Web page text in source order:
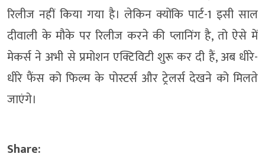
रिलीज नहीं किया गया है। लेकिन क्योंकि पार्ट-1 इसी साल
दीवाली के मौके पर रिलीज करने की प्लानिंग है, तो ऐसे में
मेकर्स ने अभी से प्रमोशन एक्टिविटी शुरू कर दी हैं, अब धीरे-
धीरे फैंस को फिल्म के पोस्टर्स और ट्रेलर्स देखने को मिलते
जाएंगे।
Share: